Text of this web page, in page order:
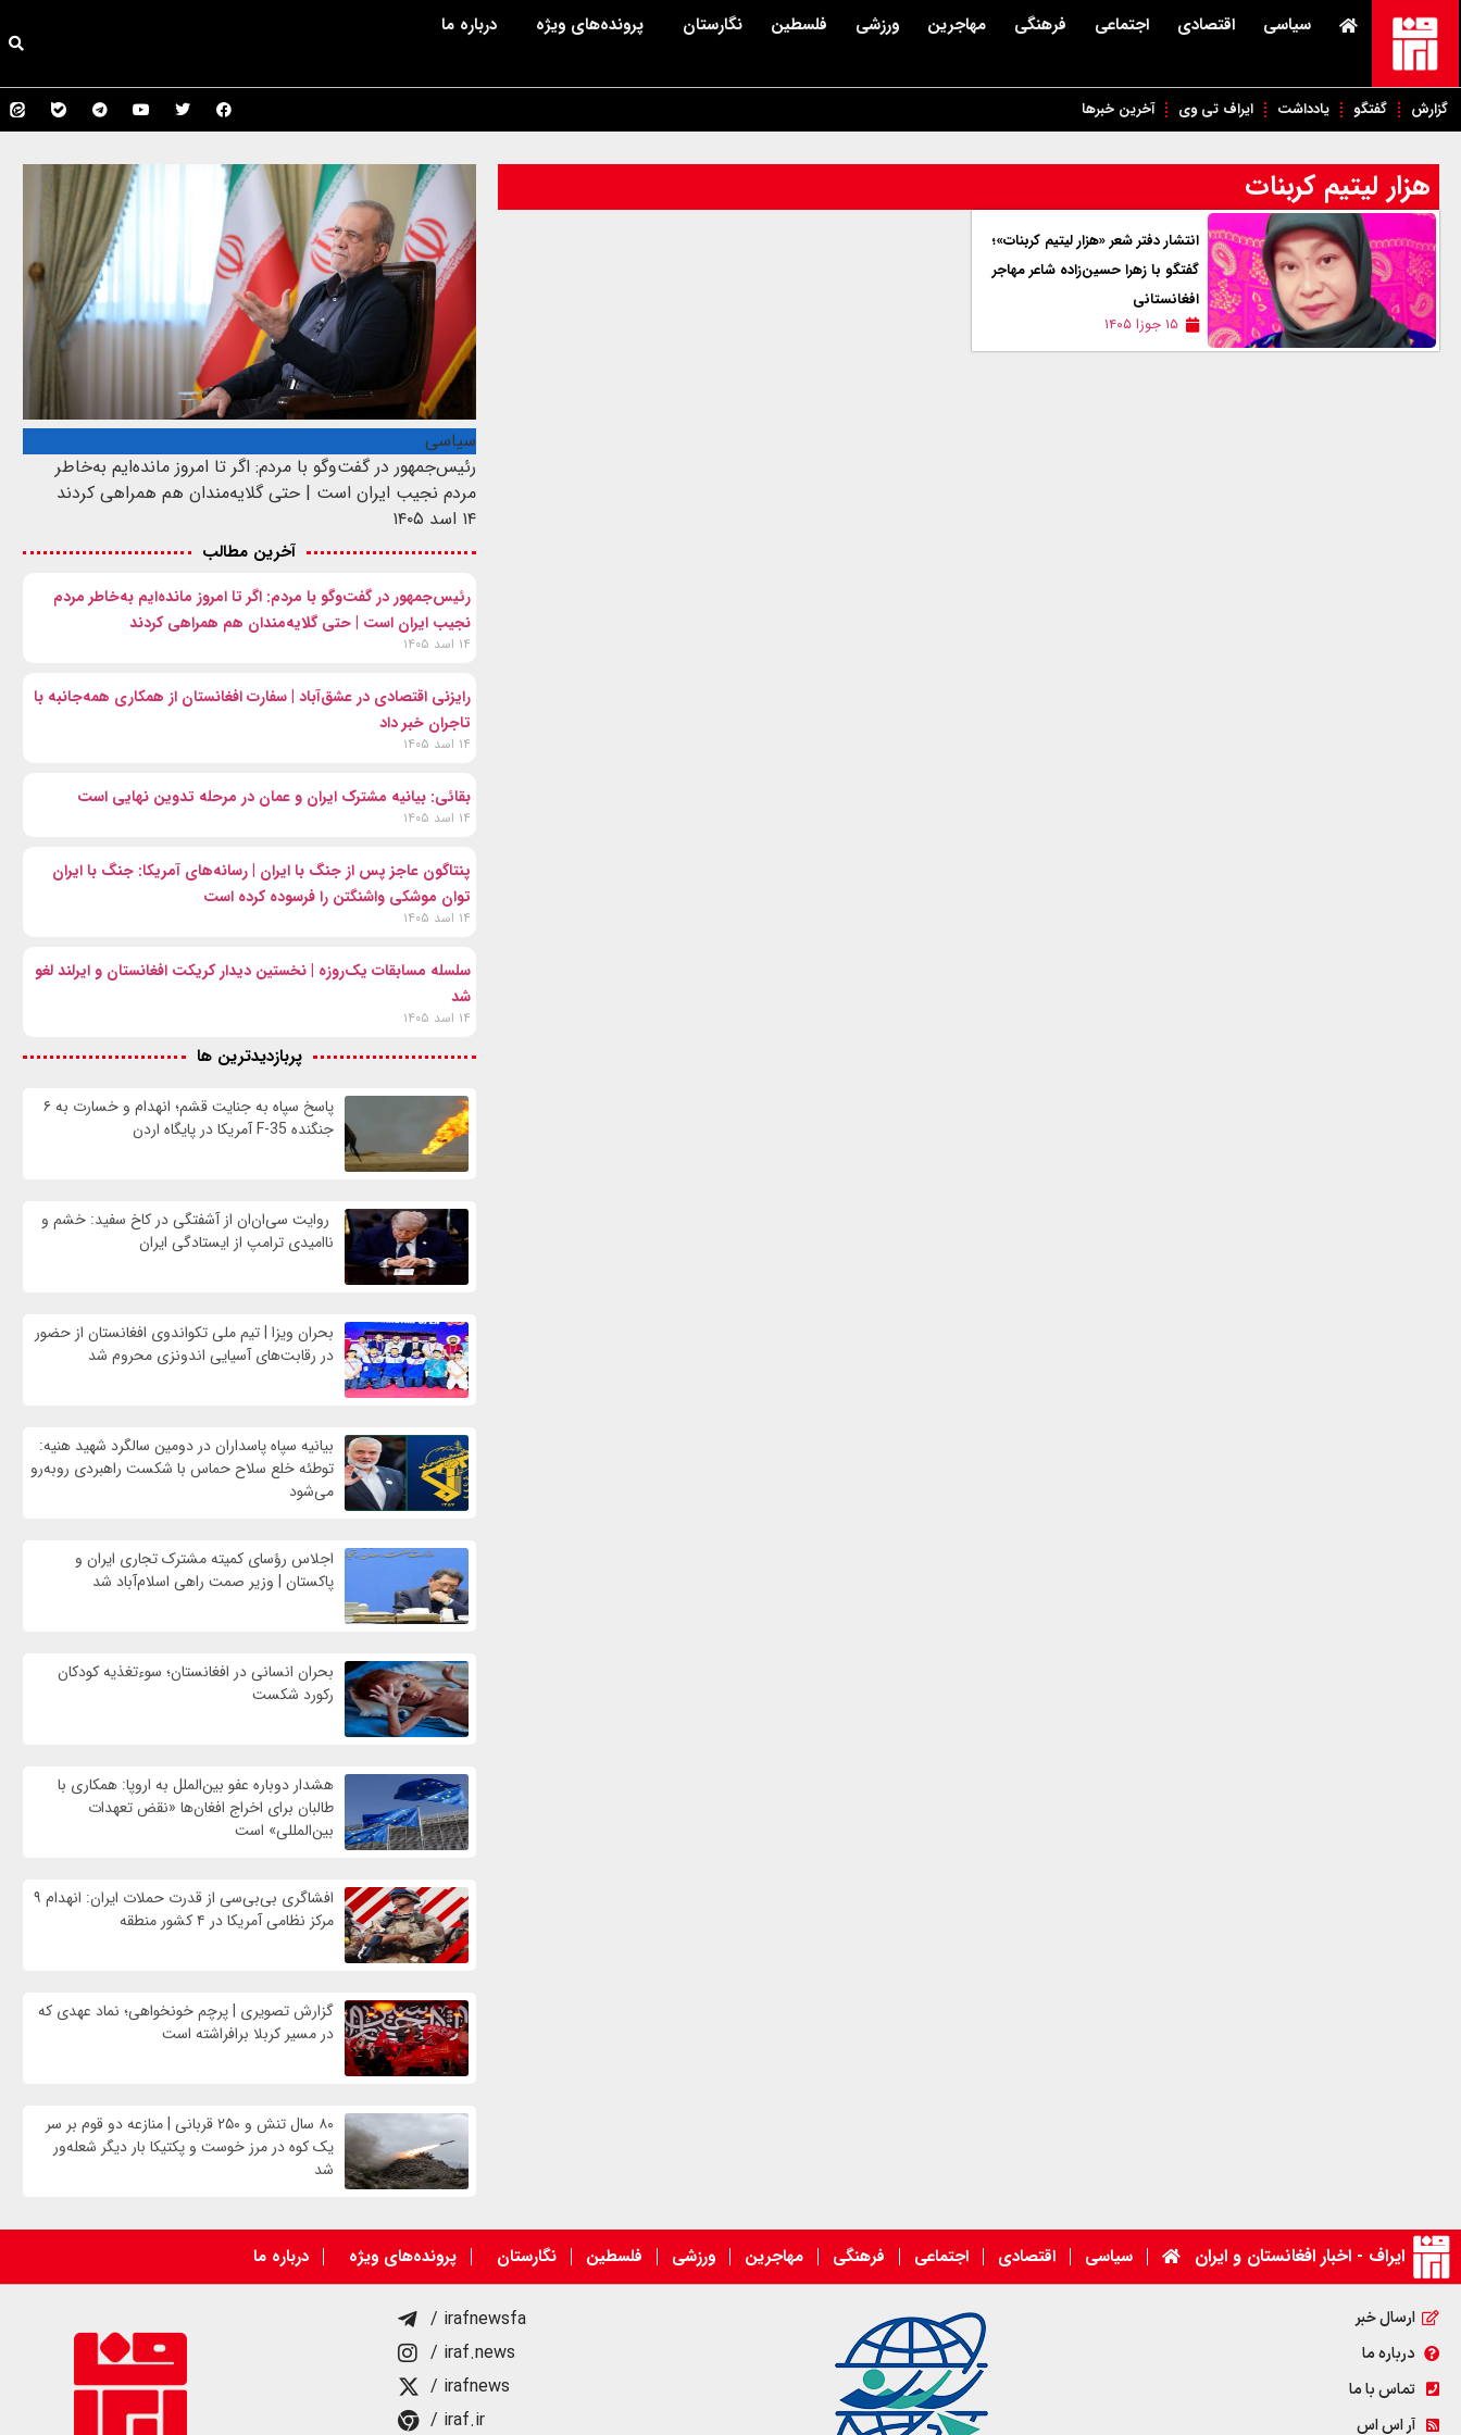
سیاسی اقتصادی اجتماعی فرهنگی مهاجرین ورزشی فلسطین نگارستان پرونده‌های ویژه درباره ما
گزارش گفتگو یادداشت ایراف تی وی آخرین خبرها
هزار لیتیم کربنات
انتشار دفتر شعر «هزار لیتیم کربنات»؛
گفتگو با زهرا حسین‌زاده شاعر مهاجر
افغانستانی
۱۵ جوزا ۱۴۰۵
سیاسی
رئیس‌جمهور در گفت‌وگو با مردم: اگر تا امروز مانده‌ایم به‌خاطر
مردم نجیب ایران است | حتی گلایه‌مندان هم همراهی کردند
۱۴ اسد ۱۴۰۵
آخرین مطالب
رئیس‌جمهور در گفت‌وگو با مردم: اگر تا امروز مانده‌ایم به‌خاطر مردم
نجیب ایران است | حتی گلایه‌مندان هم همراهی کردند
۱۴ اسد ۱۴۰۵
رایزنی اقتصادی در عشق‌آباد | سفارت افغانستان از همکاری همه‌جانبه با
تاجران خبر داد
۱۴ اسد ۱۴۰۵
بقائی: بیانیه مشترک ایران و عمان در مرحله تدوین نهایی است
۱۴ اسد ۱۴۰۵
پنتاگون عاجز پس از جنگ با ایران | رسانه‌های آمریکا: جنگ با ایران
توان موشکی واشنگتن را فرسوده کرده است
۱۴ اسد ۱۴۰۵
سلسله مسابقات یک‌روزه | نخستین دیدار کریکت افغانستان و ایرلند لغو
شد
۱۴ اسد ۱۴۰۵
پربازدیدترین ها
پاسخ سپاه به جنایت قشم؛ انهدام و خسارت به ۶
جنگنده F-35 آمریکا در پایگاه اردن
روایت سی‌ان‌ان از آشفتگی در کاخ سفید: خشم و
ناامیدی ترامپ از ایستادگی ایران
بحران ویزا | تیم ملی تکواندوی افغانستان از حضور
در رقابت‌های آسیایی اندونزی محروم شد
بیانیه سپاه پاسداران در دومین سالگرد شهید هنیه:
توطئه خلع سلاح حماس با شکست راهبردی روبه‌رو
می‌شود
اجلاس رؤسای کمیته مشترک تجاری ایران و
پاکستان | وزیر صمت راهی اسلام‌آباد شد
بحران انسانی در افغانستان؛ سوءتغذیه کودکان
رکورد شکست
هشدار دوباره عفو بین‌الملل به اروپا: همکاری با
طالبان برای اخراج افغان‌ها «نقض تعهدات
بین‌المللی» است
افشاگری بی‌بی‌سی از قدرت حملات ایران: انهدام ۹
مرکز نظامی آمریکا در ۴ کشور منطقه
گزارش تصویری | پرچم خونخواهی؛ نماد عهدی که
در مسیر کربلا برافراشته است
۸۰ سال تنش و ۲۵۰ قربانی | منازعه دو قوم بر سر
یک کوه در مرز خوست و پکتیکا بار دیگر شعله‌ور
شد
ایراف - اخبار افغانستان و ایران سیاسی اقتصادی اجتماعی فرهنگی مهاجرین ورزشی فلسطین نگارستان پرونده‌های ویژه درباره ما
ارسال خبر
درباره ما
تماس با ما
آر اس اس
/ irafnewsfa
/ iraf.news
/ irafnews
/ iraf.ir